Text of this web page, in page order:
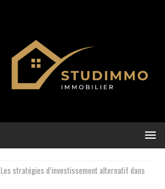
Les stratégies d’investissement alternatif dans